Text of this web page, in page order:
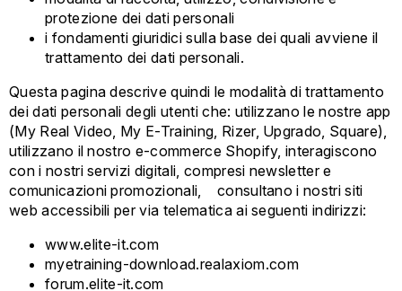
protezione dei dati personali
i fondamenti giuridici sulla base dei quali avviene il
trattamento dei dati personali.
Questa pagina descrive quindi le modalità di trattamento
dei dati personali degli utenti che: utilizzano le nostre app
(My Real Video, My E-Training, Rizer, Upgrado, Square),
utilizzano il nostro e-commerce Shopify, interagiscono
con i nostri servizi digitali, compresi newsletter e
comunicazioni promozionali, consultano i nostri siti
web accessibili per via telematica ai seguenti indirizzi:
www.elite-it.com
myetraining-download.realaxiom.com
forum.elite-it.com